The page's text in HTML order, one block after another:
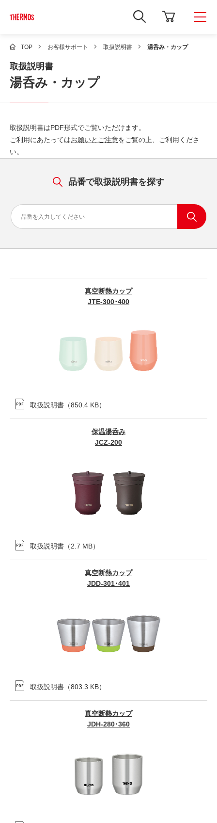
新
し
ィ
索
を
開
ま
TOP お客様サポート 取扱説明書 湯呑み・カップ
取扱説明書
湯呑み・カップ
取扱説明書はPDF形式でご覧いただけます。
ご利用にあたってはお願いとご注意をご覧の上、ご利用くださ
い。
品番で取扱説明書を探す
真空断熱カップ
JTE-300･400
取扱説明書 （850.4 KB）
保温湯呑み
JCZ-200
取扱説明書 （2.7 MB）
真空断熱カップ
JDD-301･401
取扱説明書 （803.3 KB）
真空断熱カップ
JDH-280･360